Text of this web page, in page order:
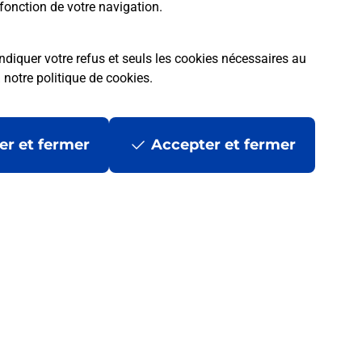
de votre navigation.
votre refus et seuls les cookies nécessaires au
notre politique de cookies.
et fermer Accepter et fermer
?